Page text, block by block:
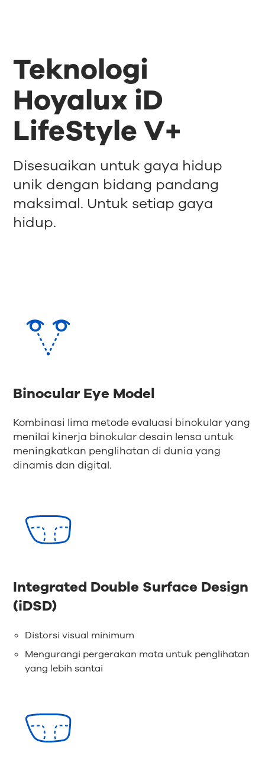
Teknologi
Hoyalux iD
LifeStyle V+
Disesuaikan untuk gaya hidup
unik dengan bidang pandang
maksimal. Untuk setiap gaya
hidup.
Binocular Eye Model
Kombinasi lima metode evaluasi binokular yang
menilai kinerja binokular desain lensa untuk
meningkatkan penglihatan di dunia yang
dinamis dan digital.
Integrated Double Surface Design
(iDSD)
Distorsi visual minimum
Mengurangi pergerakan mata untuk penglihatan
yang lebih santai